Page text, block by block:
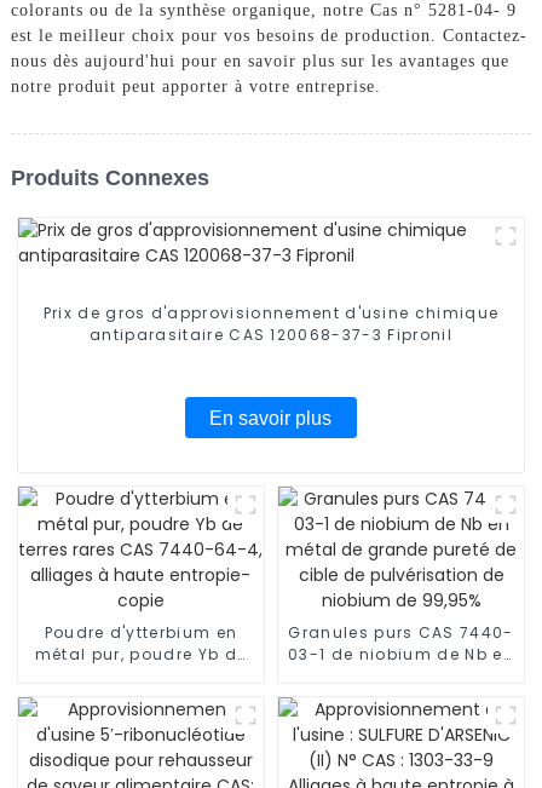
colorants ou de la synthèse organique, notre Cas n° 5281-04- 9
est le meilleur choix pour vos besoins de production. Contactez-
nous dès aujourd'hui pour en savoir plus sur les avantages que
notre produit peut apporter à votre entreprise.
Produits Connexes
Prix ​​de gros d'approvisionnement d'usine chimique
antiparasitaire CAS 120068-37-3 Fipronil
En savoir plus
Poudre d'ytterbium en
métal pur, poudre Yb de
64-4, alliages à haute
entropie-copie
Granules purs CAS 7440-
03-1 de niobium de Nb en
de cible de pulvérisation
de niobium de 99,95%